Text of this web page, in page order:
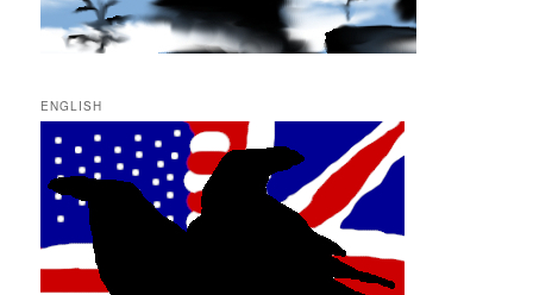
ENGLISH